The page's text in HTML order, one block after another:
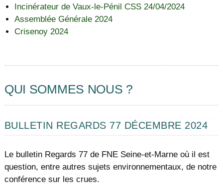
Incinérateur de Vaux-le-Pénil CSS 24/04/2024
Assemblée Générale 2024
Crisenoy 2024
QUI SOMMES NOUS ?
BULLETIN REGARDS 77 DÉCEMBRE 2024
Le bulletin Regards 77 de FNE Seine-et-Marne où il est
question, entre autres sujets environnementaux, de notre
conférence sur les crues.